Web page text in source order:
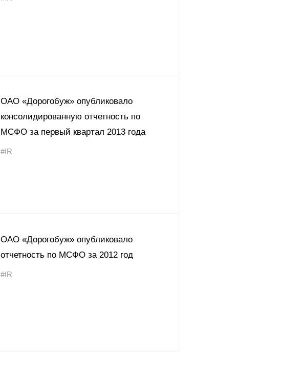
ОАО «Дорогобуж» опубликовало
консолидированную отчетность по
МСФО за первый квартал 2013 года
#IR
ОАО «Дорогобуж» опубликовало
отчетность по МСФО за 2012 год
#IR